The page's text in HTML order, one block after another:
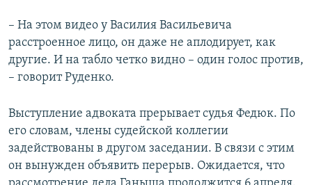
– На этом видео у Василия Васильевича
расстроенное лицо, он даже не аплодирует, как
другие. И на табло четко видно – один голос против,
– говорит Руденко.
Выступление адвоката прерывает судья Федюк. По
его словам, члены судейской коллегии
задействованы в другом заседании. В связи с этим
он вынужден объявить перерыв. Ожидается, что